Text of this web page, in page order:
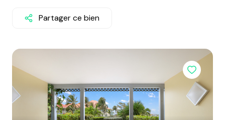
DÉCOUVRIR
RENTAL
SXM
ESCAPADES
Partager ce bien